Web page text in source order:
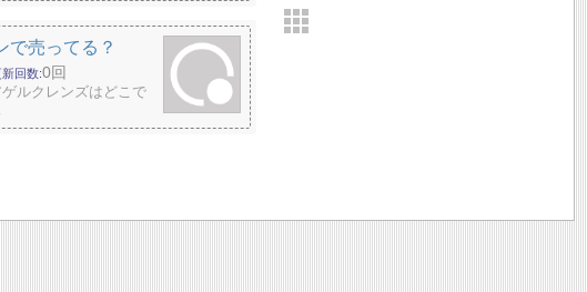
で売ってる？
新回数 0回
ルクレンズはどこで